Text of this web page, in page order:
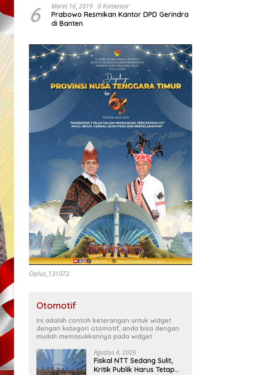
6 Maret 16, 2019 0 Komentar
Prabowo Resmikan Kantor DPD Gerindra
di Banten
Oplus_131072
Otomotif
Ini adalah contoh keterangan untuk widget
dengan kategori otomotif, anda bisa dengan
mudah memasukkannya pada widget.
Agustus 4, 2026
Fiskal NTT Sedang Sulit,
Kritik Publik Harus Tetap